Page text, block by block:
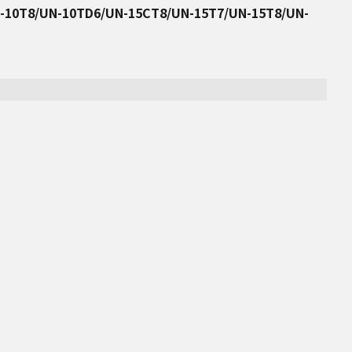
UN-10TD6/UN-15CT8/UN-15T7/UN-15T8/UN-